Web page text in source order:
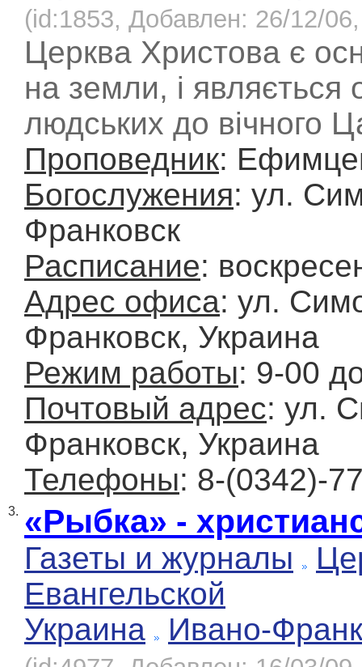
(id:1853, Добавлен: 26/12/
Церква Христова є
на земли, і являється
людських до вічного
Проповедник:
Богослужения: ул.
Франковск
Расписание:
Адрес офиса: ул.
Франковск, Украина
Режим работы: 9-00
Почтовый адрес: ул.
Франковск, Украина
Телефоны: 8-(0342)-
3. «Рыбка» -
Газеты и журналы
Евангельской
Украина
Ивано-